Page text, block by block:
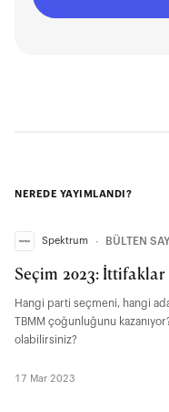
NEREDE YAYIMLANDI?
Spektrum ∙ BÜLTEN
Seçim 2023:
Hangi parti seçmeni, hangi
TBMM çoğunluğunu
olabilirsiniz?
17 Mar 2023